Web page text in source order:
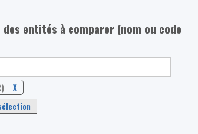
des entités à comparer (nom ou code
X